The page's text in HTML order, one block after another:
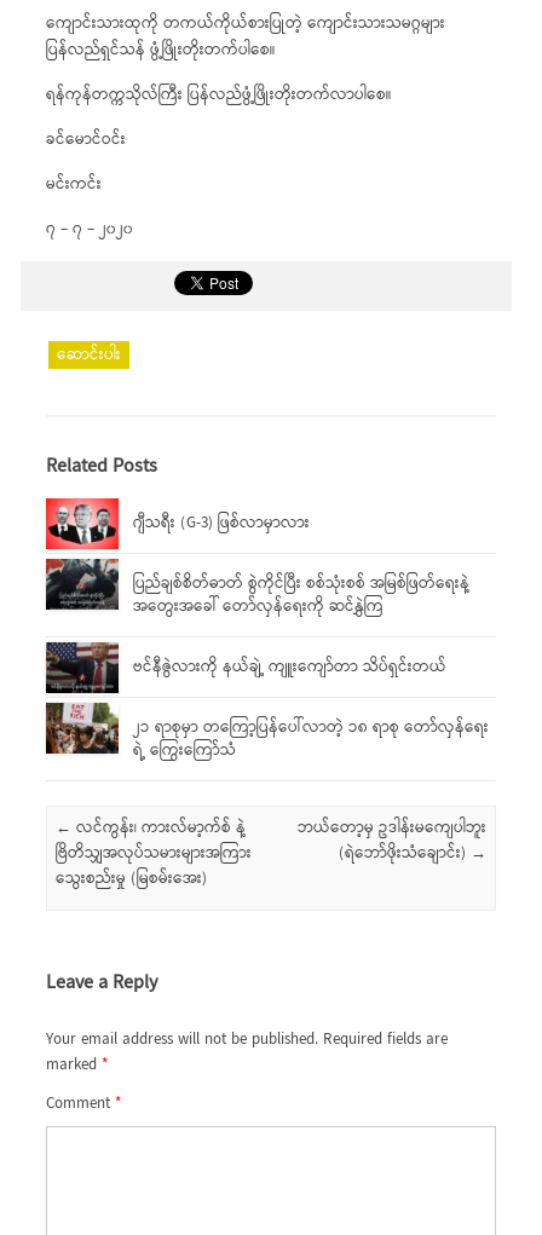
ကျောင်းသားထုကို တကယ်ကိုယ်စားပြုတဲ့ ကျောင်းသားသမဂ္ဂများ
ပြန်လည်ရှင်သန် ဖွံ့ဖြိုးတိုးတက်ပါစေ။
ရန်ကုန်တက္ကသိုလ်ကြီး ပြန်လည်ဖွံ့ဖြိုးတိုးတက်လာပါစေ။
ခင်မောင်ဝင်း
မင်းကင်း
၇ – ၇ – ၂၀၂၀
ဆောင်းပါး
Related Posts
ဂျီသရီး (G-3) ဖြစ်လာမှာလား
ပြည်ချစ်စိတ်ဓာတ် စွဲကိုင်ပြီး စစ်သုံးစစ် အမြစ်ဖြတ်ရေးနဲ့
အတွေးအခေါ် တော်လှန်ရေးကို ဆင်နွှဲကြ
ဗင်နီဇွဲလားကို နယ်ချဲ့ ကျူးကျော်တာ သိပ်ရှင်းတယ်
၂၁ ရာစုမှာ တကြော့ပြန်ပေါ်လာတဲ့ ၁၈ ရာစု တော်လှန်ရေး
ရဲ့ ကြွေးကြော်သံ
Post navigation
← လင်ကွန်း၊ ကားလ်မာ့က်စ် နဲ့
ဗြိတိသျှအလုပ်သမားများအကြား
သွေးစည်းမှု (မြစမ်းအေး)
ဘယ်တော့မှ ဥဒါန်းမကျေပါဘူး
(ရဲဘော်ဖိုးသံချောင်း) →
Leave a Reply
Your email address will not be published. Required fields are
marked*
Comment*